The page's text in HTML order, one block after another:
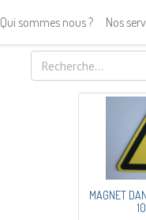
Qui sommes nous ? Nos
MAGNET